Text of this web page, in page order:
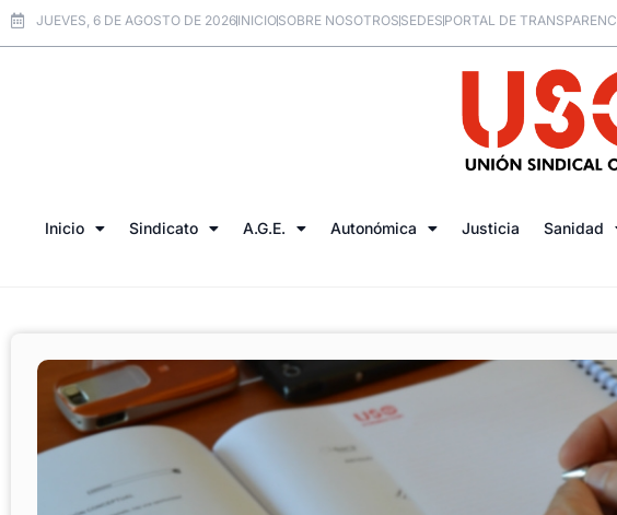
JUEVES, 6 DE AGOSTO DE 2026INICIOSOBRE NOSOTROSSEDESPORTAL DE
Inicio Sindicato A.G.E. Autonómica Justicia Sanidad